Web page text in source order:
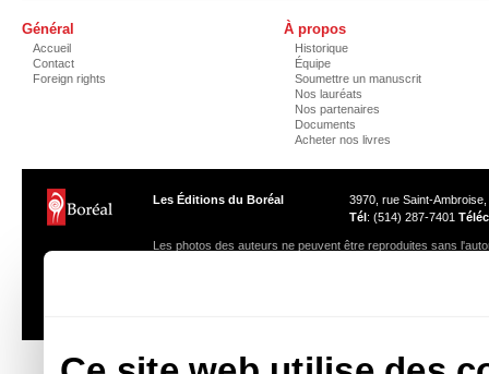
Général
Accueil
Contact
Foreign rights
À propos
Historique
Équipe
Soumettre un manuscrit
Nos lauréats
Nos partenaires
Documents
Acheter nos livres
Les Éditions du Boréal
3970, rue Saint-
Tél : (514) 287-7401 Téléc
Les photos des auteurs ne peuvent être reproduites sans